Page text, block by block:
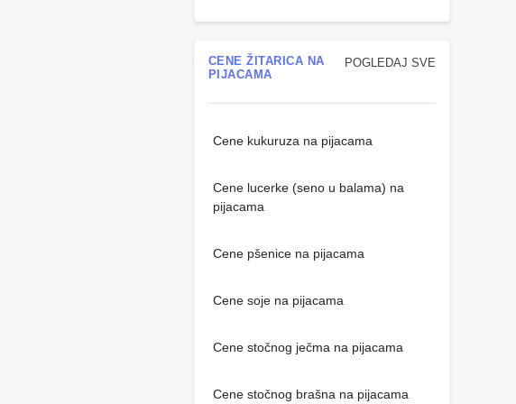
POGLEDAJ SVE
CENE ŽITARICA NA
PIJACAMA
Cene kukuruza na pijacama
Cene lucerke (seno u balama) na
pijacama
Cene pšenice na pijacama
Cene soje na pijacama
Cene stočnog ječma na pijacama
Cene stočnog brašna na pijacama